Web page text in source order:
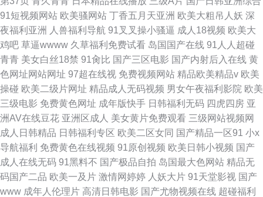
91短视频网站 欧美骚网站 丁香五月天亚洲 欧美大粗吊人妖 深
夜福利亚洲
人兽福利导航 91叉叉操小骚逼 成人18视频 欧美大
鸡吧 草逼wwww 久草福利免费试看 岛国国产在线 91人人超碰
青青 美女白丝18禁 91肏比 国产三区电影 国产内射后入在线 黄
色网址网站网址 97超在线视 免费视频网站 精品欧美精品v 欧美
操碰 欧美二级片网址 精品成人无码视频 男女午夜福利影院 欧美
三级电影 免费黄色网址 成年版快手 日韩福利无码 四虎四房 亚
洲AV在线豆花 亚洲区成人 美女黄片免费观看 三级网站视频网
成人日韩精品 日韩福利专区 欧美二区女同 国产精品一区91 小x
导航福利 免费黄色在线视频 91原创视频 欧美日韩小视频 国产
成人在线无码 91黑料不 国产极品自拍 岛国最大色网站 精品无
码国产二品 欧美一及片 激情网婷婷 人妖大片 91天堂影视 国产
www 成年人伦理片 高清日韩电影 国产尤物视频在线 超碰福利